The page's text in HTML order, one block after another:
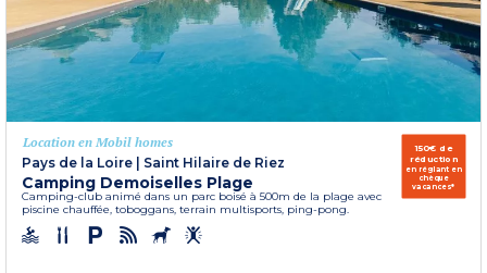
Location en Mobil homes
Pays de la Loire | Saint Hilaire de Riez
Camping Demoiselles Plage
Camping-club animé dans un parc boisé à 500m de la plage avec
piscine chauffée, toboggans, terrain multisports, ping-pong.
150€ de
réduction
en réglant en
chèque
vacances*